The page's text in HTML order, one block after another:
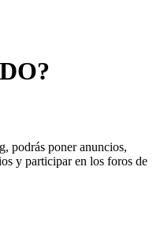
y participar en los foros de